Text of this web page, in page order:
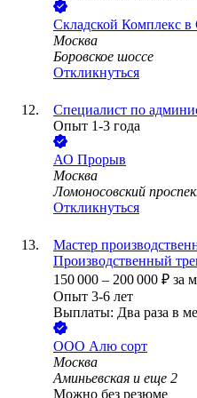
Складской Комплекс в
Москва
Боровское шоссе
Откликнуться
Специалист по
Опыт 1-3 года
АО Прорыв
Москва
Ломоносовский
Откликнуться
Мастер
Производственный
150 000 – 200 000 ₽ за
Опыт 3-6 лет
Выплаты: Два раза в
ООО Алю сорт
Москва
Аминьевская и еще 2
Можно без резюме